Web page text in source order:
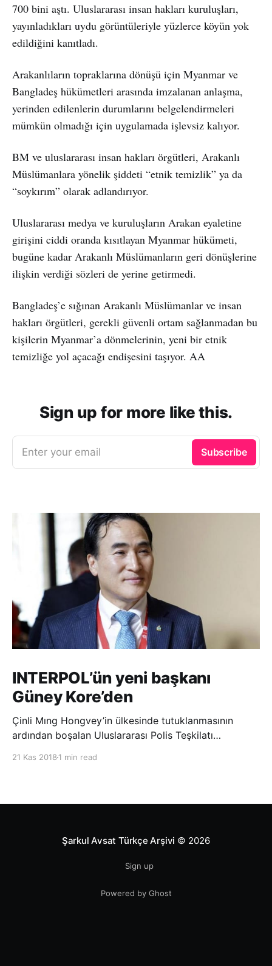
700 bini aştı. Uluslararası insan hakları kuruluşları,
yayınladıkları uydu görüntüleriyle yüzlerce köyün yok
edildiğini kanıtladı.
Arakanlıların topraklarına dönüşü için Myanmar ve
Bangladeş hükümetleri arasında imzalanan anlaşma,
yerinden edilenlerin durumlarını belgelendirmeleri
mümkün olmadığı için uygulamada işlevsiz kalıyor.
BM ve uluslararası insan hakları örgütleri, Arakanlı
Müslümanlara yönelik şiddeti “etnik temizlik” ya da
“soykırım” olarak adlandırıyor.
Uluslararası medya ve kuruluşların Arakan eyaletine
girişini ciddi oranda kısıtlayan Myanmar hükümeti,
bugüne kadar Arakanlı Müslümanların geri dönüşlerine
ilişkin verdiği sözleri de yerine getirmedi.
Bangladeş’e sığınan Arakanlı Müslümanlar ve insan
hakları örgütleri, gerekli güvenli ortam sağlanmadan bu
kişilerin Myanmar’a dönmelerinin, yeni bir etnik
temizliğe yol açacağı endişesini taşıyor. AA
Sign up for more like this.
Enter your email Subscribe
INTERPOL’ün yeni başkanı
Güney Kore’den
Çinli Mıng Hongvey’in ülkesinde tutuklanmasının
ardından boşalan Uluslararası Polis Teşkilatı
21 Kas 2018 1 min read
Şarkul Avsat Türkçe Arşivi © 2026
Sign up
Powered by Ghost